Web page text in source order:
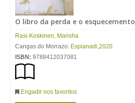
O libro da perda e o esquecemento
Rasi-Koskinen, Marisha
Cangas do Morrazo: Esplanadi,2020
ISBN: 9788412037081
Engadir nos favoritos